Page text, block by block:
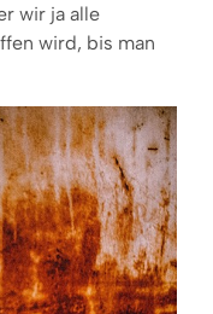
wir ja alle
wird, bis man